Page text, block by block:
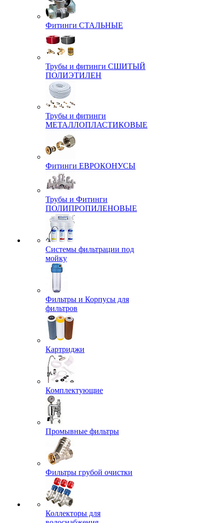
Фитинги СТАЛЬНЫЕ
Трубы и фитинги СШИТЫЙ
ПОЛИЭТИЛЕН
Трубы и фитинги
МЕТАЛЛОПЛАСТИКОВЫЕ
Фитинги ЕВРОКОНУСЫ
Трубы и Фитинги
ПОЛИПРОПИЛЕНОВЫЕ
Системы фильтрации под
мойку
Фильтры и Корпусы для
фильтров
Картриджи
Комплектующие
Промывные фильтры
Фильтры грубой очистки
Коллекторы для